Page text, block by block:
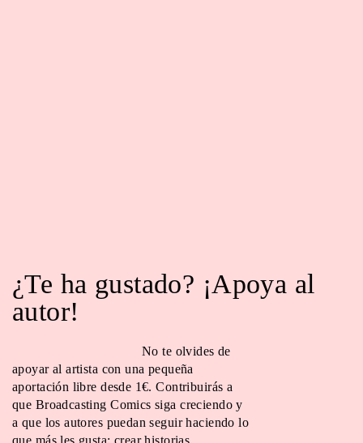
¿Te ha gustado? ¡Apoya al
autor!
No te olvides de
apoyar al artista con una pequeña
aportación libre desde 1€. Contribuirás a
que Broadcasting Comics siga creciendo y
a que los autores puedan seguir haciendo lo
que más les gusta: crear historias.